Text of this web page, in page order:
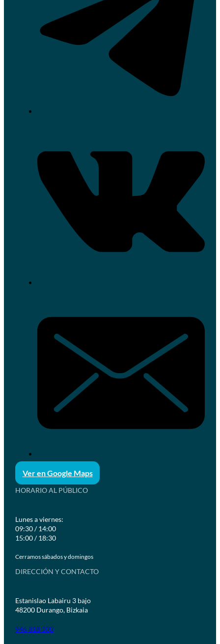
Ver en Google Maps
HORARIO AL PÚBLICO
Lunes a viernes:
09:30 / 14:00
15:00 / 18:30
Cerramos sábados y domingos
DIRECCIÓN Y CONTACTO
Estanislao Labairu 3 bajo
48200 Durango, Bizkaia
946 818 100